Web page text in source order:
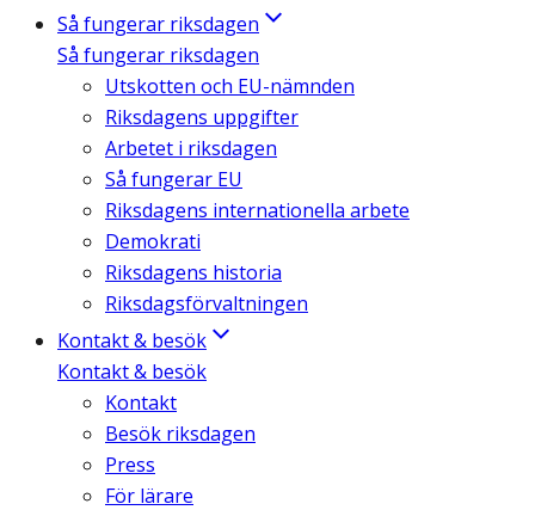
Så fungerar riksdagen
Så fungerar riksdagen
Utskotten och EU-nämnden
Riksdagens uppgifter
Arbetet i riksdagen
Så fungerar EU
Riksdagens internationella arbete
Demokrati
Riksdagens historia
Riksdagsförvaltningen
Kontakt & besök
Kontakt & besök
Kontakt
Besök riksdagen
Press
För lärare